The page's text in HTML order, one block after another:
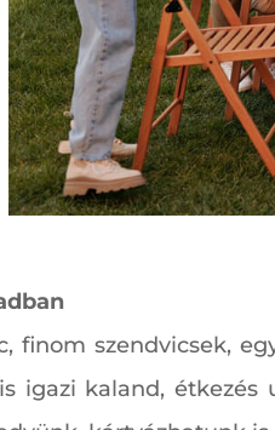
finom szendvicsek,
igazi kaland,